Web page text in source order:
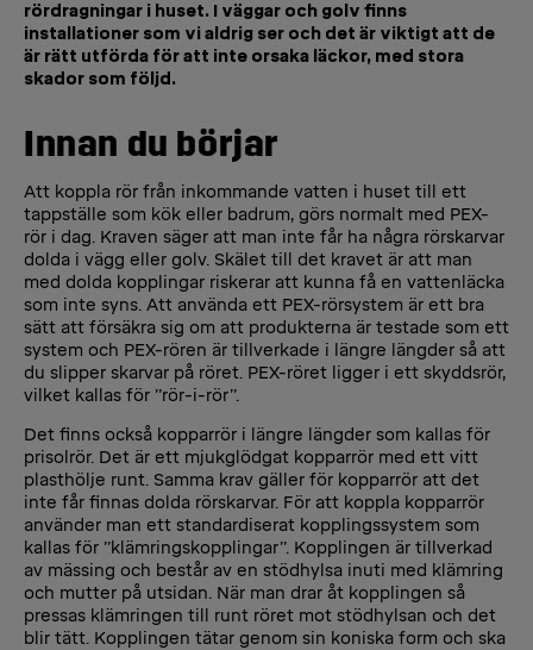
rördragningar i huset. I väggar och golv finns
installationer som vi aldrig ser och det är viktigt att de
är rätt utförda för att inte orsaka läckor, med stora
skador som följd.
Innan du börjar
Att koppla rör från inkommande vatten i huset till ett
tappställe som kök eller badrum, görs normalt med PEX-
rör i dag. Kraven säger att man inte får ha några rörskarvar
dolda i vägg eller golv. Skälet till det kravet är att man
med dolda kopplingar riskerar att kunna få en vattenläcka
som inte syns. Att använda ett PEX-rörsystem är ett bra
sätt att försäkra sig om att produkterna är testade som ett
system och PEX-rören är tillverkade i längre längder så att
du slipper skarvar på röret. PEX-röret ligger i ett skyddsrör,
vilket kallas för ”rör-i-rör”.
Det finns också kopparrör i längre längder som kallas för
prisolrör. Det är ett mjukglödgat kopparrör med ett vitt
plasthölje runt. Samma krav gäller för kopparrör att det
inte får finnas dolda rörskarvar. För att koppla kopparrör
använder man ett standardiserat kopplingssystem som
kallas för ”klämringskopplingar”. Kopplingen är tillverkad
av mässing och består av en stödhylsa inuti med klämring
och mutter på utsidan. När man drar åt kopplingen så
pressas klämringen till runt röret mot stödhylsan och det
blir tätt. Kopplingen tätar genom sin koniska form och ska